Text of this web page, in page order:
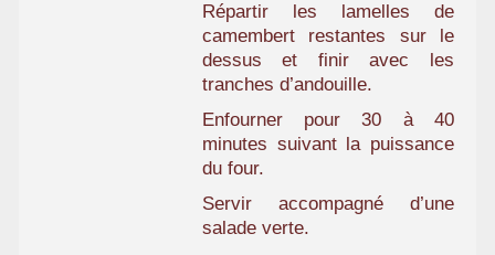
Répartir les lamelles de
camembert restantes sur le
dessus et finir avec les
tranches d’andouille.
Enfourner pour 30 à 40
minutes suivant la puissance
du four.
Servir accompagné d’une
salade verte.